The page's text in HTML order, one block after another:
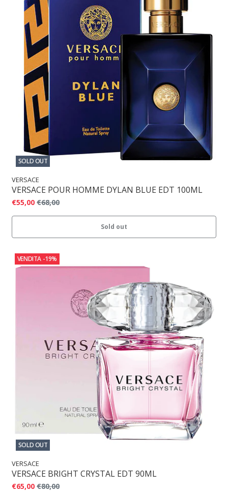
SOLD OUT
VERSACE
VERSACE POUR HOMME DYLAN BLUE EDT 100ML
€55,00 €68,00
Sold out
VENDITA -19%
SOLD OUT
VERSACE
VERSACE BRIGHT CRYSTAL EDT 90ML
€65,00 €80,00